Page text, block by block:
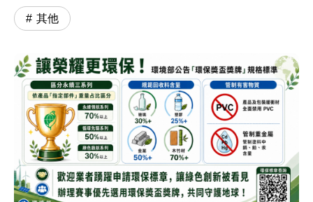
其他